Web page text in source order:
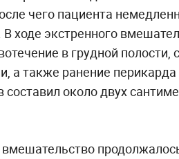
чего пациента
ходе экстренного
в грудной
а также ранение
около двух